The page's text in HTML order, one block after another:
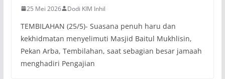
25 Mei 2026 Dodi KIM Inhil
TEMBILAHAN (25/5)- Suasana penuh haru dan
kekhidmatan menyelimuti Masjid Baitul Mukhlisin,
Pekan Arba, Tembilahan, saat sebagian besar jamaah
menghadiri Pengajian